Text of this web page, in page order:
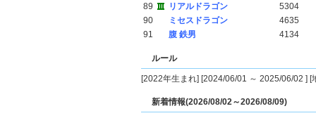
89
リアルドラゴン
5304
90
ミセスドラゴン
4635
91
腹 鉄男 4134
ルール
[2022年生まれ] [2024/06/01 ～ 2025/06/02 ] [
新着情報(2026/08/02～2026/08/09)